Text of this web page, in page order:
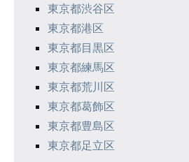
東京都渋谷区
東京都港区
東京都目黒区
東京都練馬区
東京都荒川区
東京都葛飾区
東京都豊島区
東京都足立区